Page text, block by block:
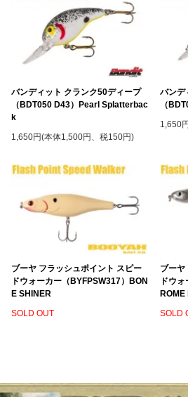
バンディット クランク50ディープ
（BDT050 D43）Pearl Splatterbac
k
1,650円(本体1,500円、税150円)
バンデ
（
1,650
ブーヤ フラッシュポイント スピー
ドウォーカー（BYFPSW317）BON
E SHINER
SOLD OUT
ブーヤ
ドウ
ROME
SOLD